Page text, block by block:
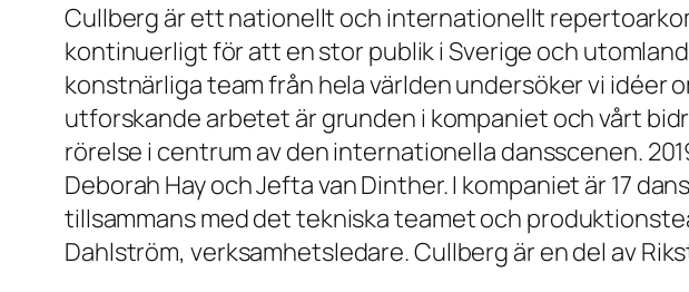
Cullberg är ett nationellt och internationellt
kontinuerligt för att en stor publik i Sverige och
konstnärliga team från hela världen undersöker vi idéer
utforskande arbetet är grunden i kompaniet och vårt
rörelse i centrum av den internationella dansscenen.
Deborah Hay och Jefta van Dinther. I kompaniet är 17
tillsammans med det tekniska teamet och
Dahlström, verksamhetsledare. Cullberg är en del av